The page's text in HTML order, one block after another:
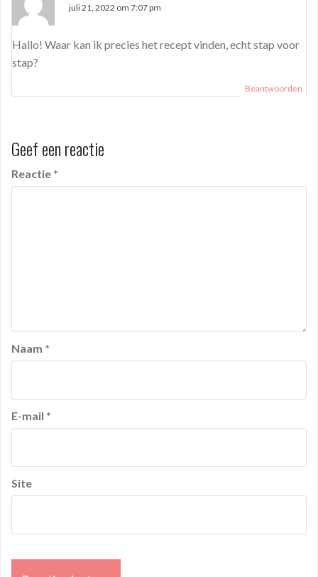
juli 21, 2022 om 7:07 pm
Hallo! Waar kan ik precies het recept vinden, echt stap voor
stap?
Beantwoorden
Geef een reactie
Reactie *
Naam *
E-mail *
Site